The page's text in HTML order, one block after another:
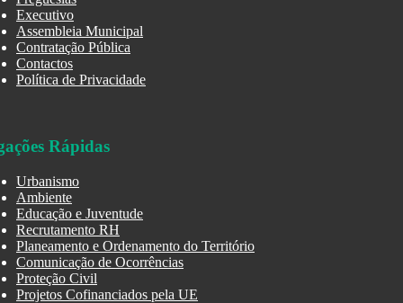
Executivo
Assembleia Municipal
Contratação Pública
Contactos
Política de Privacidade
Rápidas
Urbanismo
Ambiente
Educação e Juventude
Recrutamento RH
Planeamento e Ordenamento do Território
Comunicação de Ocorrências
Proteção Civil
Projetos Cofinanciados pela UE